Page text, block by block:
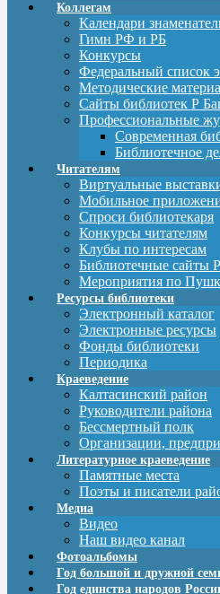
Коллегам
Календари
Гимн РФ и РБ
Конкурсы
Федеральный список
Методические
Сайты библиотек Р
Профессиональные
Современная
Библиотечное
Читателям
Виртуальные
Мобильное
Спроси библиотекаря
Конкурсы читателям
Клубы по интересам
Библиотечные сайты
Мероприятия по
Ресурсы библиотеки
Электронный каталог
Электронные ресурсы
Фонды библиотеки
Периодика
Краеведение
Калтасинский район
Руководители района
Бессмертный полк
Организации,
Литературное краеведение
Памятные места
Поэты и писатели
Медиа
Видео
Наш видео канал
Фотоальбомы
Год большой и дружной
Год единства народов